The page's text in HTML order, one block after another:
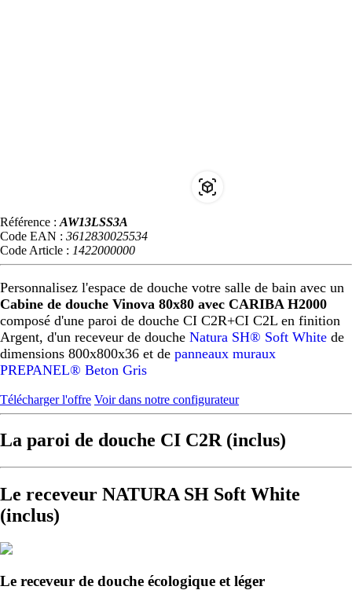
Référence : AW13LSS3A
Code EAN : 3612830025534
Code Article : 1422000000
Personnalisez l'espace de douche votre salle de bain avec un
Cabine de douche Vinova 80x80 avec CARIBA H2000
composé d'une paroi de douche CI C2R+CI C2L en finition
Argent, d'un receveur de douche Natura SH® Soft White de
dimensions 800x800x36 et de panneaux muraux
PREPANEL® Beton Gris
Télécharger l'offre Voir dans notre configurateur
La paroi de douche CI C2R (inclus)
Le receveur NATURA SH Soft White
(inclus)
Le receveur de douche écologique et léger